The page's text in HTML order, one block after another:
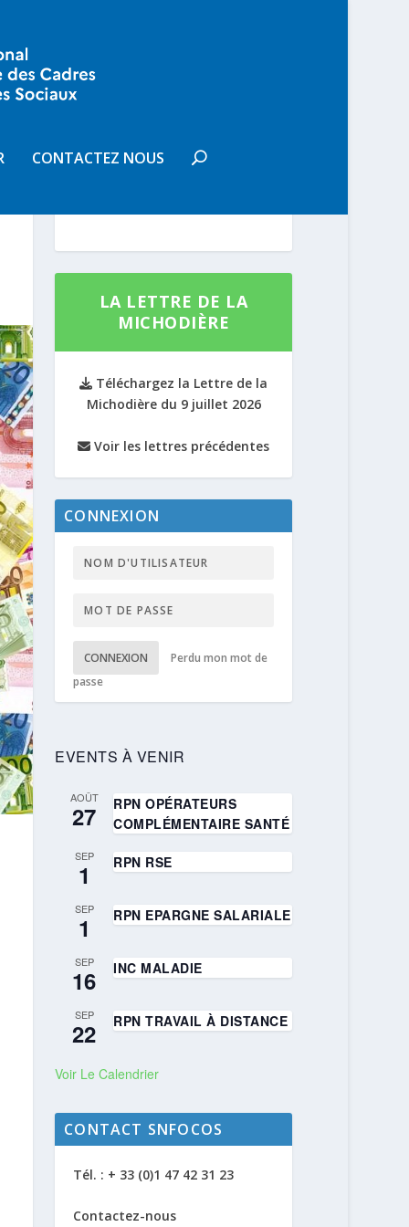
CONTACTEZ NOUS
RECEVOIR LA LETTRE DE LA
MICHODIÈRE
LA LETTRE DE LA
MICHODIÈRE
Téléchargez la Lettre de la
Michodière du 9 juillet 2026
Voir les lettres précédentes
CONNEXION
CONNEXION
Perdu mon mot de
passe
EVENTS À VENIR
AOÛT
27
RPN OPÉRATEURS
COMPLÉMENTAIRE SANTÉ
SEP
1 RPN RSE
SEP
1 RPN EPARGNE SALARIALE
SEP
16 INC MALADIE
SEP
22 RPN TRAVAIL À DISTANCE
Voir Le Calendrier
CONTACT SNFOCOS
Tél. : + 33 (0)1 47 42 31 23
Contactez-nous